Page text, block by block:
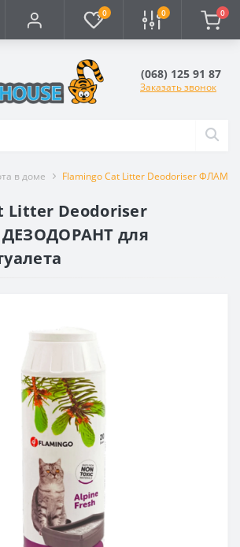
0 0 0
(068) 125 91 87
Заказать звонок
в доме Flamingo Cat Litter Deodoriser
Litter Deodoriser
для